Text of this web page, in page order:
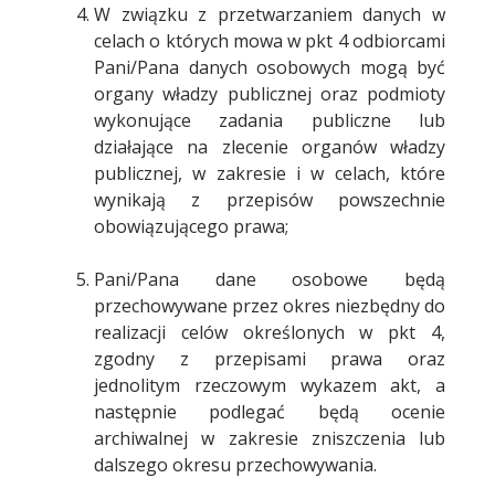
W związku z przetwarzaniem danych w
celach o których mowa w pkt 4 odbiorcami
Pani/Pana danych osobowych mogą być
organy władzy publicznej oraz podmioty
wykonujące zadania publiczne lub
działające na zlecenie organów władzy
publicznej, w zakresie i w celach, które
wynikają z przepisów powszechnie
obowiązującego prawa;
Pani/Pana dane osobowe będą
przechowywane przez okres niezbędny do
realizacji celów określonych w pkt 4,
zgodny z przepisami prawa oraz
jednolitym rzeczowym wykazem akt, a
następnie podlegać będą ocenie
archiwalnej w zakresie zniszczenia lub
dalszego okresu przechowywania.